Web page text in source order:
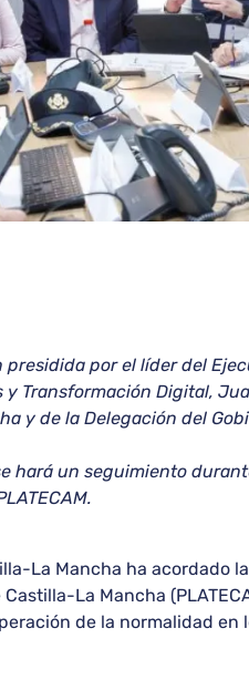
por el líder del
Transformación Digital,
y de la Delegación del
hará un seguimiento
La Mancha ha acordado
La Mancha
de la normalidad